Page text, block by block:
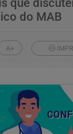
que
do MAB
A+